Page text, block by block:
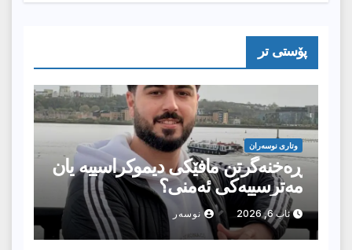
پۆستى تر
وتارى نوسەران
ڕەخنەگرتن مافێکی دیموکراسییە یان
مەترسییەکی ئەمنی؟
ئاب 6, 2026 نوسەر